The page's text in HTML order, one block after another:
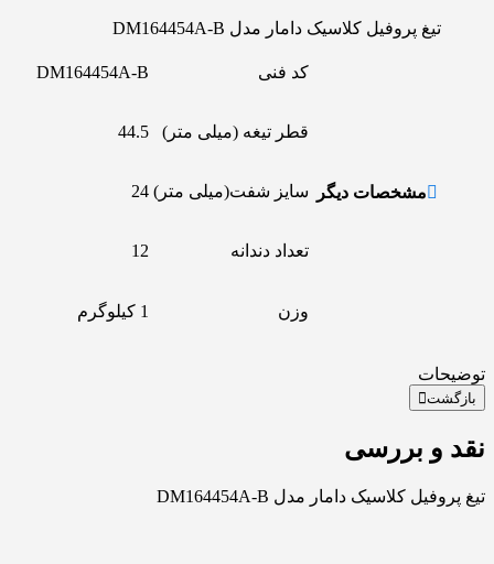
تیغ پروفیل کلاسیک دامار مدل DM164454A-B
مشخصات دیگر
کد فنی DM164454A-B
قطر تیغه (میلی متر) 44.5
سایز شفت(میلی متر) 24
تعداد دندانه 12
وزن 1 کیلوگرم
توضیحات
بازگشت
نقد و بررسی
تیغ پروفیل کلاسیک دامار مدل DM164454A-B